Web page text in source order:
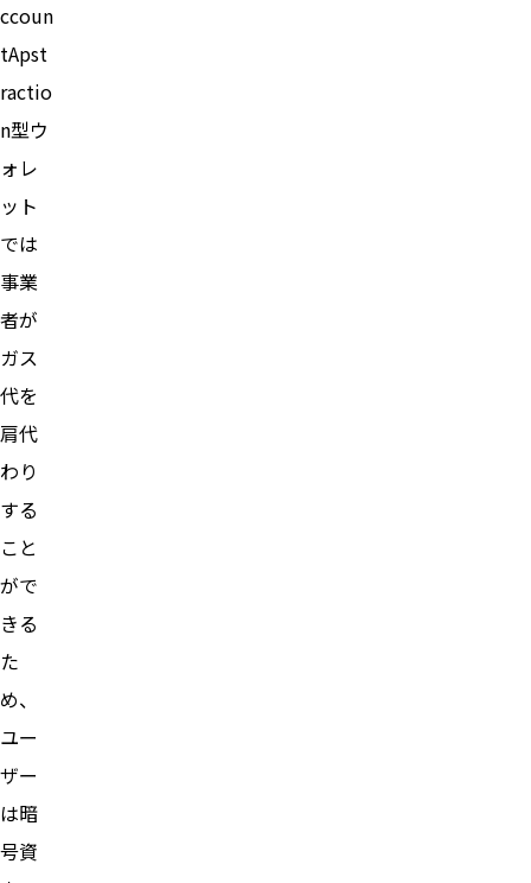
ccoun
tApst
ractio
n型ウ
ォレ
ット
では
事業
者が
ガス
代を
肩代
わり
する
こと
がで
きる
た
め、
ユー
ザー
は暗
号資